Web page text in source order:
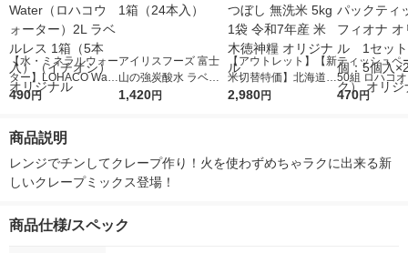
【水・ミネラルウォー
ター】LOHACO Wate
r（ロハコウォータ
シ） オリジナル
490円
アイリスフーズ 富士
山の強炭酸水 ラベル
レス 500ml 1箱（24
1,420円
【アウトレット】【新
米切替特価】北海道産
ななつぼし 無洗米 5k
2,980円
ティッシュペ
50組 ロハコ
ルソフトパッ
オリジナル
470円
商品説明
レンジでチンしてクレープ作り！火を使わずめちゃラクに出来る新
しいクレープミックス登場！
商品仕様/スペック